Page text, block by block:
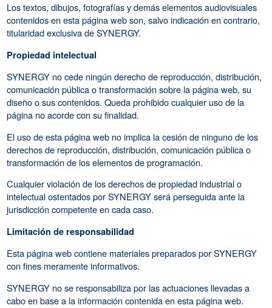
Los textos, dibujos, fotografías y demás elementos audiovisuales
contenidos en esta página web son, salvo indicación en contrario,
titularidad exclusiva de SYNERGY.
Propiedad intelectual
SYNERGY no cede ningún derecho de reproducción, distribución,
comunicación pública o transformación sobre la página web, su
diseño o sus contenidos. Queda prohibido cualquier uso de la
página no acorde con su finalidad.
El uso de esta página web no implica la cesión de ninguno de los
derechos de reproducción, distribución, comunicación pública o
transformación de los elementos de programación.
Cualquier violación de los derechos de propiedad industrial o
intelectual ostentados por SYNERGY será perseguida ante la
jurisdicción competente en cada caso.
Limitación de responsabilidad
Esta página web contiene materiales preparados por SYNERGY
con fines meramente informativos.
SYNERGY no se responsabiliza por las actuaciones llevadas a
cabo en base a la información contenida en esta página web.